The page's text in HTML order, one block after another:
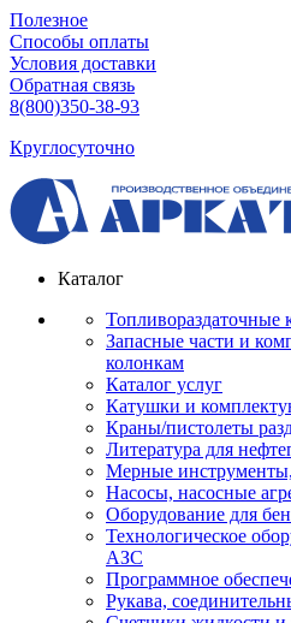
Полезное
Способы оплаты
Условия доставки
Обратная связь
8(800)350-38-93
Круглосуточно
Каталог
Топливораздаточные
Запасные части и
колонкам
Каталог услуг
Катушки и
Краны/пистолеты
Литература для
Мерные
Насосы, насосные
Оборудование для
Технологическое
АЗС
Программное
Рукава,